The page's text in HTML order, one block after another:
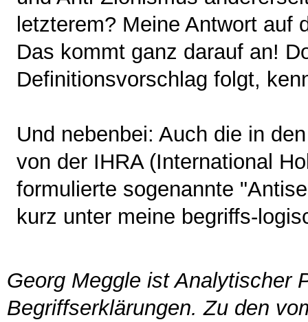
letzterem? Meine Antwort
Das kommt ganz darauf an!
Definitionsvorschlag folgt,
Und nebenbei: Auch die in
von der IHRA (International
formulierte sogenannte
kurz unter meine begriffs-
Georg Meggle ist Analytischer
Begriffserklärungen. Zu den